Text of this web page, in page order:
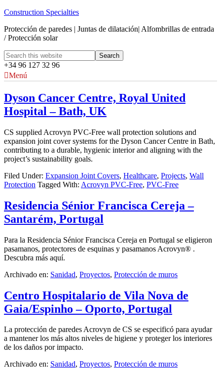
Construction Specialties
Protección de paredes | Juntas de dilatación| Alfombrillas de entrada
/ Protección solar
+34 96 127 32 96
Menú
Dyson Cancer Centre, Royal United
Hospital – Bath, UK
CS supplied Acrovyn PVC-Free wall protection solutions and
expansion joint cover systems for the Dyson Cancer Centre in Bath,
contributing to a durable, hygienic interior and aligning with the
project’s sustainability goals.
Filed Under: Expansion Joint Covers, Healthcare, Projects, Wall
Protection Tagged With: Acrovyn PVC-Free, PVC-Free
Residencia Sénior Francisca Cereja –
Santarém, Portugal
Para la Residencia Sénior Francisca Cereja en Portugal se eligieron
pasamanos, protectores de esquinas y pasamanos Acrovyn® .
Descubra más aquí.
Archivado en: Sanidad, Proyectos, Protección de muros
Centro Hospitalario de Vila Nova de
Gaia/Espinho – Oporto, Portugal
La protección de paredes Acrovyn de CS se especificó para ayudar
a mantener los más altos niveles de higiene y proteger los interiores
de los daños por impacto.
Archivado en: Sanidad, Proyectos, Protección de muros